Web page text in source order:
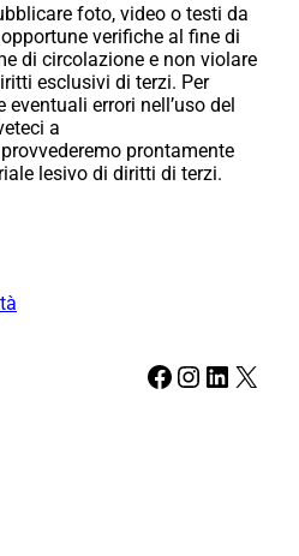
foto, video o testi da
verifiche al fine di
di circolazione e non violare
esclusivi di terzi. Per
errori nell’uso del
a
prontamente
lesivo di diritti di terzi.
Facebook Instagram LinkedIn X